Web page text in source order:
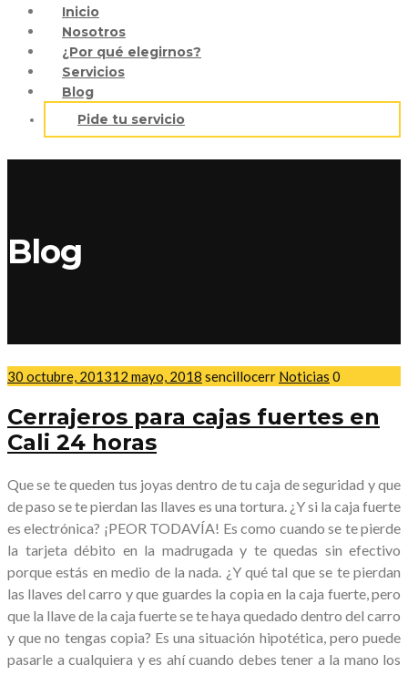
Inicio
Nosotros
¿Por qué elegirnos?
Servicios
Blog
Pide tu servicio
Blog
30 octubre, 201312 mayo, 2018 sencillocerr Noticias 0
Cerrajeros para cajas fuertes en
Cali 24 horas
Que se te queden tus joyas dentro de tu caja de seguridad y que
de paso se te pierdan las llaves es una tortura. ¿Y si la caja fuerte
es electrónica? ¡PEOR TODAVÍA! Es como cuando se te pierde
la tarjeta débito en la madrugada y te quedas sin efectivo
porque estás en medio de la nada. ¿Y qué tal que se te pierdan
las llaves del carro y que guardes la copia en la caja fuerte, pero
que la llave de la caja fuerte se te haya quedado dentro del carro
y que no tengas copia? Es una situación hipotética, pero puede
pasarle a cualquiera y es ahí cuando debes tener a la mano los